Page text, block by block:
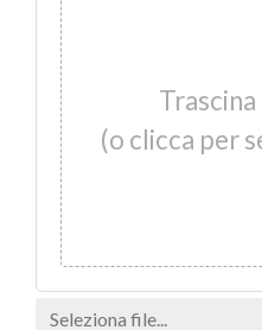
(o clicca per